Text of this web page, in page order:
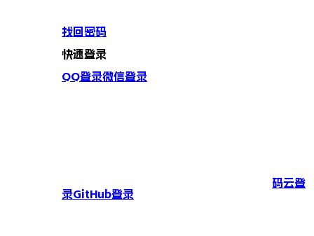
找回密码
快速登录
QQ登录微信登录
码云登
录GitHub登录